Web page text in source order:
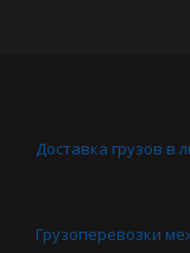
Доставка грузов в
Грузоперевозки